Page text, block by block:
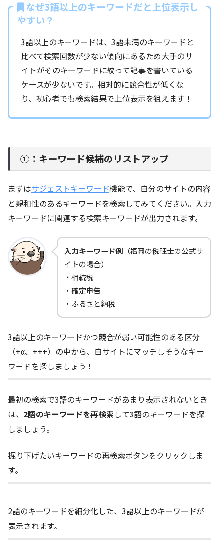
なぜ3語以上のキーワードだと上位表示し
やすい？
3語以上のキーワードは、3語未満のキーワードと
比べて検索回数が少ない傾向にあるため大手のサ
イトがそのキーワードに絞って記事を書いている
ケースが少ないです。相対的に競合性が低くな
り、初心者でも検索結果で上位表示を狙えます！
①：キーワード候補のリストアップ
まずはサジェストキーワード機能で、自分のサイトの内容
と親和性のあるキーワードを検索してみてください。入力
キーワードに関連する検索キーワードが出力されます。
入力キーワード例 （福岡の税理士の公式サ
イトの場合）
・相続税
・確定申告
・ふるさと納税
3語以上のキーワードかつ競合が弱い可能性のある区分
（+α、+++）の中から、自サイトにマッチしそうなキー
ワードを探しましょう！
最初の検索で3語のキーワードがあまり表示されないとき
は、 2語のキーワードを再検索して3語のキーワードを探
しましょう。
掘り下げたいキーワードの再検索ボタンをクリックしま
す。
2語のキーワードを細分化した、3語以上のキーワードが
表示されます。